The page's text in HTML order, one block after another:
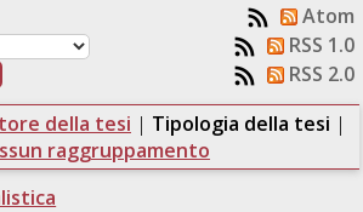
Atom
RSS 1.0
RSS 2.0
della tesi | Tipologia della tesi |
raggruppamento